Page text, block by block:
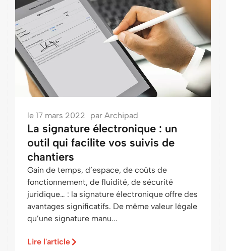
le 17 mars 2022 par Archipad
La signature électronique : un
outil qui facilite vos suivis de
chantiers
Gain de temps, d’espace, de coûts de
fonctionnement, de fluidité, de sécurité
juridique… : la signature électronique offre des
avantages significatifs. De même valeur légale
qu’une signature manu...
Lire l'article